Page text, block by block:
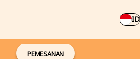
ID
PEMESANAN